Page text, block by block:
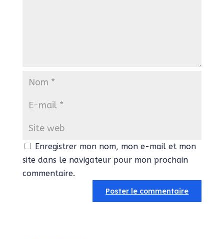
Enregistrer mon nom, mon e-mail et mon
site dans le navigateur pour mon prochain
commentaire.